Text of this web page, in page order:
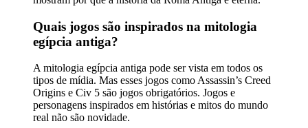
Quais jogos são inspirados na mitologia
egípcia antiga?
A mitologia egípcia antiga pode ser vista em todos os
tipos de mídia. Mas esses jogos como Assassin’s Creed
Origins e Civ 5 são jogos obrigatórios. Jogos e
personagens inspirados em histórias e mitos do mundo
real não são novidade.